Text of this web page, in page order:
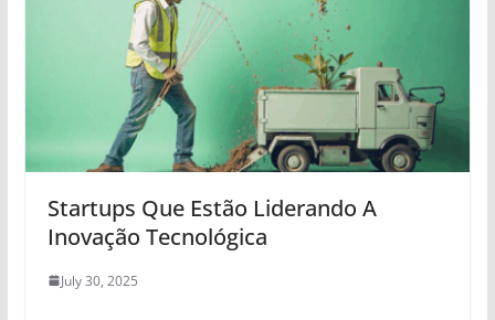
Startups Que Estão Liderando A
Inovação Tecnológica
July 30, 2025